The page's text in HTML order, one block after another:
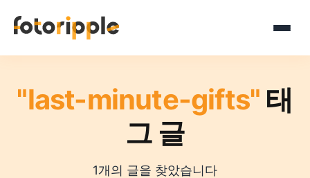
"last-minute-gifts" 태
그 글
1개의 글을 찾았습니다